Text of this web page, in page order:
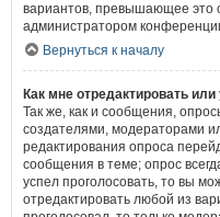
вариантов, превышающее это
администратором
Вернуться к началу
Как мне отредактировать
Так же, как и сообщения,
создателями, модераторами
редактирования опроса
сообщения в теме; опрос
успел проголосовать, то вы
отредактировать любой из